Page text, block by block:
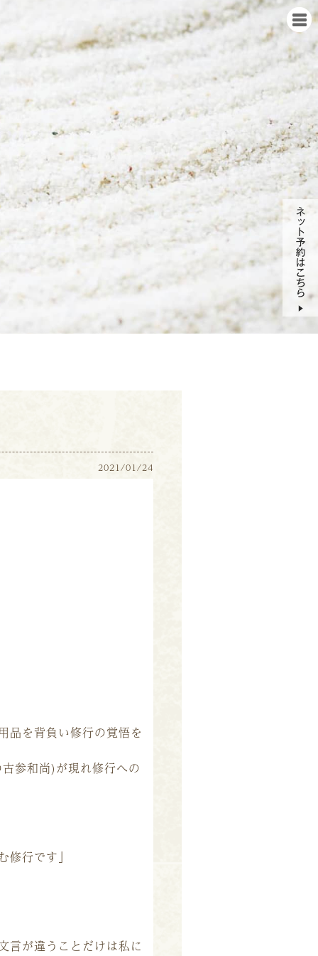
2021/01/24
品を背負い修行の覚悟を
参和尚)が現れ修行への
行です」
言が違うことだけは私に